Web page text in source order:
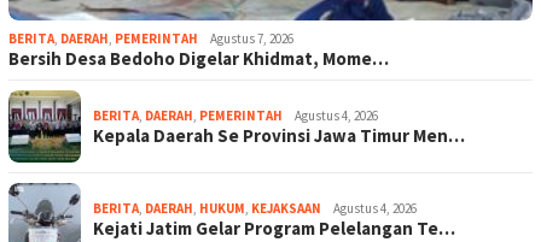
BERITA, DAERAH, PEMERINTAH Agustus 7, 2026
Bersih Desa Bedoho Digelar Khidmat, Mome…
BERITA, DAERAH, PEMERINTAH Agustus 4, 2026
Kepala Daerah Se Provinsi Jawa Timur Men…
BERITA, DAERAH, HUKUM, KEJAKSAAN Agustus 4, 2026
Kejati Jatim Gelar Program Pelelangan Te…